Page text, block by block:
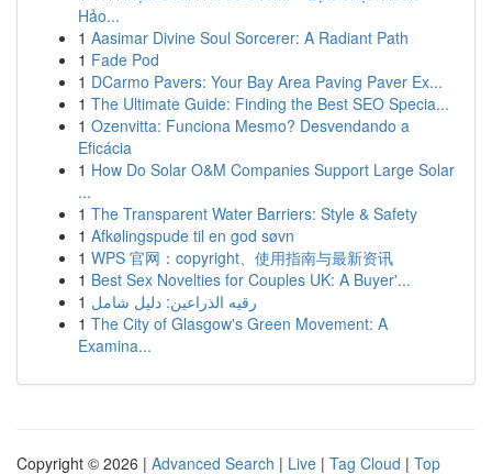
Hảo...
1 Aasimar Divine Soul Sorcerer: A Radiant Path
1 Fade Pod
1 DCarmo Pavers: Your Bay Area Paving Paver Ex...
1 The Ultimate Guide: Finding the Best SEO Specia...
1 Ozenvitta: Funciona Mesmo? Desvendando a
Eficácia
1 How Do Solar O&M Companies Support Large Solar
...
1 The Transparent Water Barriers: Style & Safety
1 Afkølingspude til en god søvn
1 WPS 官网：copyright、使用指南与最新资讯
1 Best Sex Novelties for Couples UK: A Buyer'...
1 رقيه الذراعين: دليل شامل
1 The City of Glasgow's Green Movement: A
Examina...
Copyright © 2026 | Advanced Search | Live | Tag Cloud | Top